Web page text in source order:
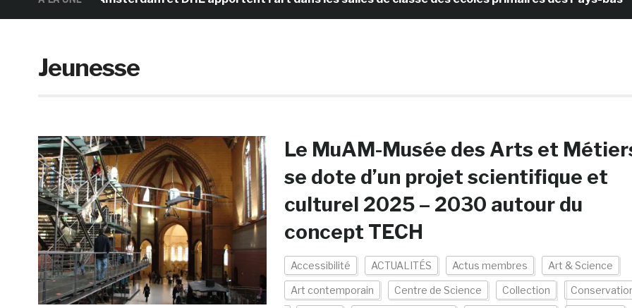
Jeunesse
Le MuAM-Musée des Arts et
se dote d’un projet scientifique et
culturel 2025 – 2030 autour du
concept TECH
Accessibilité ACTUALITÉS Actus membres Art & Science
Art contemporain Centre de Science Collection